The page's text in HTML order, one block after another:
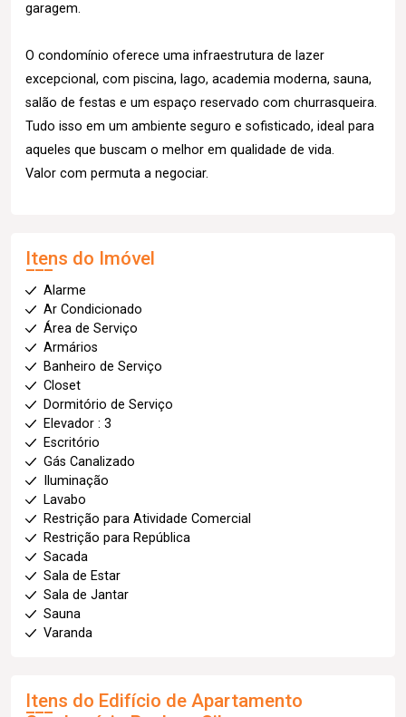
garagem.
O condomínio oferece uma infraestrutura de lazer
excepcional, com piscina, lago, academia moderna, sauna,
salão de festas e um espaço reservado com churrasqueira.
Tudo isso em um ambiente seguro e sofisticado, ideal para
aqueles que buscam o melhor em qualidade de vida.
Valor com permuta a negociar.
Itens do Imóvel
Alarme
Ar Condicionado
Área de Serviço
Armários
Banheiro de Serviço
Closet
Dormitório de Serviço
Elevador : 3
Escritório
Gás Canalizado
Iluminação
Lavabo
Restrição para Atividade Comercial
Restrição para República
Sacada
Sala de Estar
Sala de Jantar
Sauna
Varanda
Itens do Edifício de Apartamento